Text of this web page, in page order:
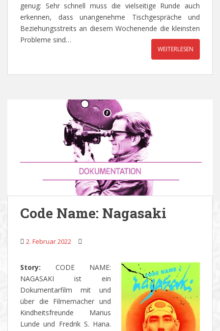
genug: Sehr schnell muss die vielseitige Runde auch
erkennen, dass unangenehme Tischgespräche und
Beziehungsstreits an diesem Wochenende die kleinsten
Probleme sind…
WEITERLESEN
Code Name: Nagasaki
2. Februar 2022
Story: CODE NAME:
NAGASAKI ist ein
Dokumentarfilm mit und
über die Filmemacher und
Kindheitsfreunde Marius
Lunde und Fredrik S. Hana.